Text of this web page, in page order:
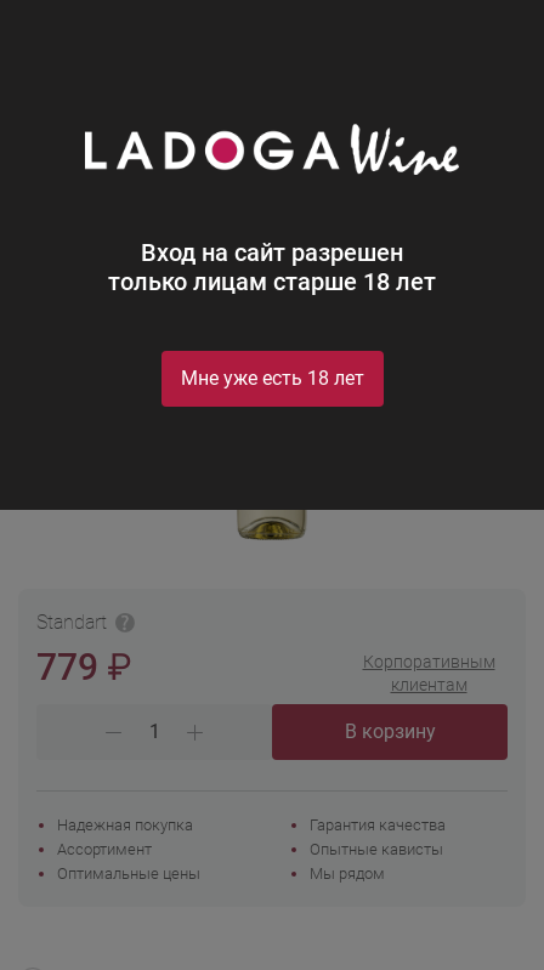
Вход на сайт разрешен
только лицам старше 18 лет
Мне уже есть 18 лет
АРИСТОВ Верде
Standart
779 ₽
Корпоративным
клиентам
В корзину
Надежная покупка
Гарантия качества
Ассортимент
Опытные кависты
Оптимальные цены
Мы рядом